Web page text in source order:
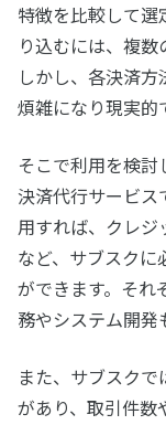
特徴を比較して
り込むには、複数
しかし、各決済
煩雑になり現実的
そこで利用を検
決済代行サービス
用すれば、クレ
など、サブスクに
ができます。それ
務やシステム開発
また、サブスク
があり、取引件数